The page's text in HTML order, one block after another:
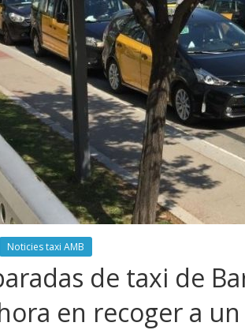
Noticies taxi AMB
de taxi de
en recoger a